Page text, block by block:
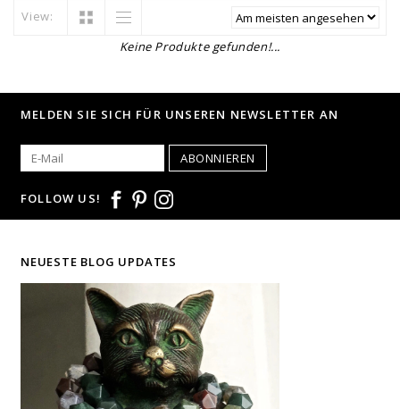
View:
Keine Produkte gefunden!...
MELDEN SIE SICH FÜR UNSEREN NEWSLETTER AN
ABONNIEREN
FOLLOW US!
NEUESTE BLOG UPDATES